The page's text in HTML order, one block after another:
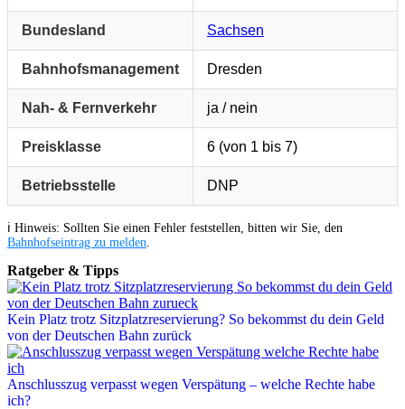
Bundesland Sachsen
Bahnhofsmanagement Dresden
Nah- & Fernverkehr ja / nein
Preisklasse 6 (von 1 bis 7)
Betriebsstelle DNP
ℹ️ Hinweis: Sollten Sie einen Fehler feststellen, bitten wir Sie, den
Bahnhofseintrag zu melden
Ratgeber & Tipps
Kein Platz trotz Sitzplatzreservierung? So bekommst du dein Geld
von der Deutschen Bahn zurück
Anschlusszug verpasst wegen Verspätung – welche Rechte habe
ich?